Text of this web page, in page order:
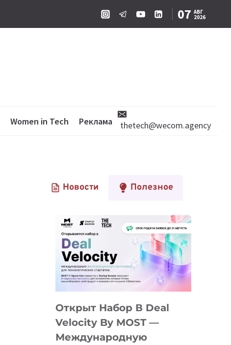
07 АВГ
2026
Women in Tech Реклама thetech@wecom.agency
Новости Полезное
Открыт Набор В Deal
Velocity By MOST —
Международную